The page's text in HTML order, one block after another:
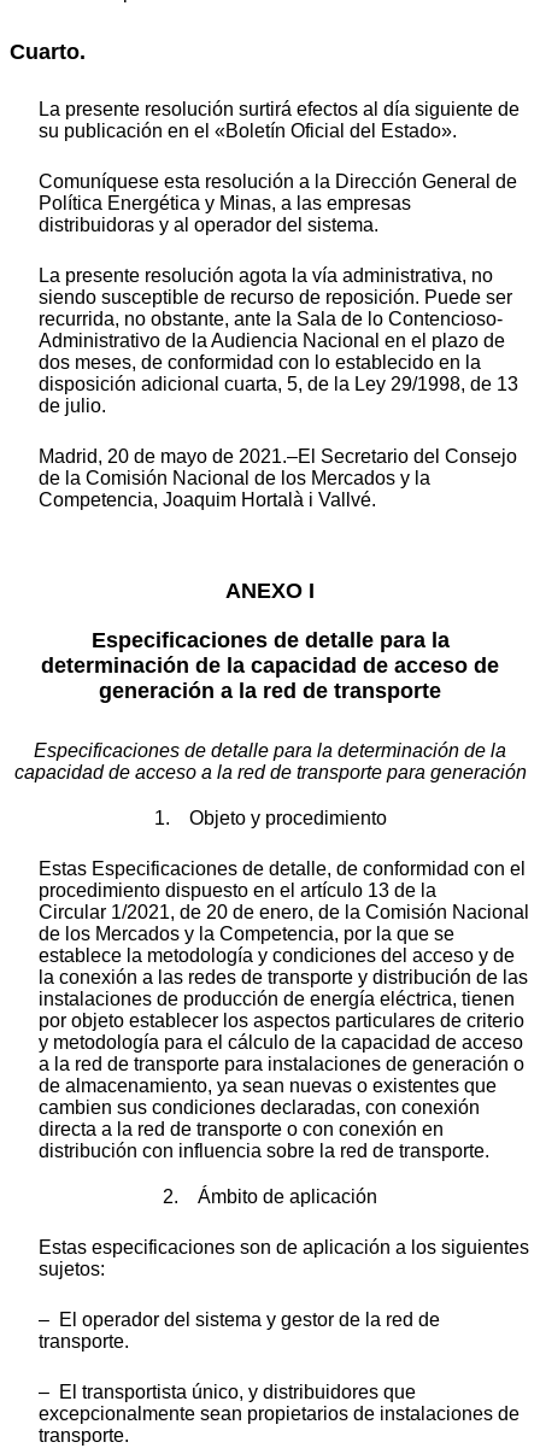
Cuarto.
La presente resolución surtirá efectos al día siguiente de
su publicación en el «Boletín Oficial del Estado».
Comuníquese esta resolución a la Dirección General de
Política Energética y Minas, a las empresas
distribuidoras y al operador del sistema.
La presente resolución agota la vía administrativa, no
siendo susceptible de recurso de reposición. Puede ser
recurrida, no obstante, ante la Sala de lo Contencioso-
Administrativo de la Audiencia Nacional en el plazo de
dos meses, de conformidad con lo establecido en la
disposición adicional cuarta, 5, de la Ley 29/1998, de 13
de julio.
Madrid, 20 de mayo de 2021.–El Secretario del Consejo
de la Comisión Nacional de los Mercados y la
Competencia, Joaquim Hortalà i Vallvé.
ANEXO I
Especificaciones de detalle para la
determinación de la capacidad de acceso de
generación a la red de transporte
Especificaciones de detalle para la determinación de la
capacidad de acceso a la redde transportepara generación
1. Objeto y procedimiento
Estas Especificaciones de detalle, de conformidad con el
procedimiento dispuesto en el artículo 13 de la
Circular 1/2021, de 20 de enero, de la Comisión Nacional
de los Mercados y la Competencia, por la que se
establece la metodología y condiciones del acceso y de
la conexión a las redes de transporte y distribución de las
instalaciones de producción de energía eléctrica, tienen
por objeto establecer los aspectos particulares de criterio
y metodología para el cálculo de la capacidad de acceso
a la red de transporte para instalaciones de generación o
de almacenamiento, ya sean nuevas o existentes que
cambien sus condiciones declaradas, con conexión
directa a la red de transporte o con conexión en
distribución con influencia sobre la red de transporte.
2. Ámbito de aplicación
Estas especificaciones son de aplicación a los siguientes
sujetos:
– El operador del sistema y gestor de la red de
transporte.
– El transportista único, y distribuidores que
excepcionalmente sean propietarios de instalaciones de
transporte.